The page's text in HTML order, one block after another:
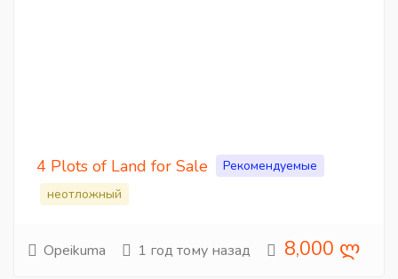
4 Plots of Land for Sale
Рекомендуемые
неотложный
Opeikuma 1 год тому назад 8,000 ლ